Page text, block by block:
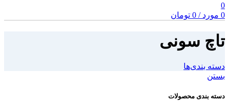
0
0 مورد /
0 تومان
تاچ سونی
دسته بندی‌ها
بستن
دسته بندی محصولات